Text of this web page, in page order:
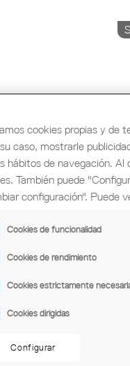
Formación y
cookies propias y de
caso, mostrarle
hábitos de navegación.
También puede
configuración". Puede
Cookies de funcionalidad
Cookies de rendimiento
Cookies estrictamente
Cookies dirigidas
Configurar